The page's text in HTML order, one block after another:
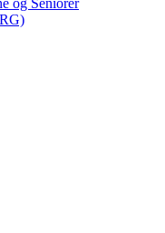
og Seniorer